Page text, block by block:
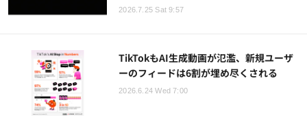
2026.7.25 Sat 9:57
TikTokもAI生成動画が氾濫、新規ユーザ
ーのフィードは6割が埋め尽くされる
2026.6.24 Wed 7:00